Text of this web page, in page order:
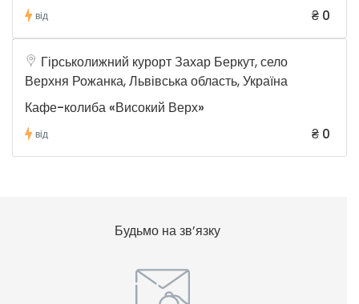
від ₴ 0
Гірськолижний курорт Захар Беркут, село
Верхня Рожанка, Львівська область, Україна
Кафе-колиба «Високий Верх»
від ₴ 0
Будьмо на зв’язку